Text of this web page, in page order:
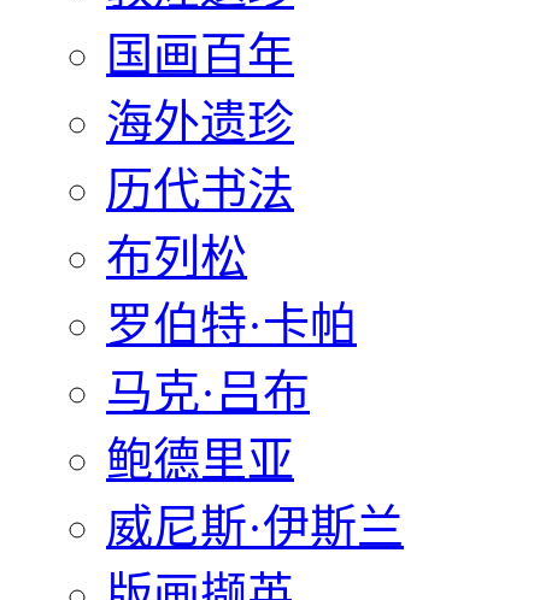
国画百年
海外遗珍
历代书法
布列松
罗伯特·卡帕
马克·吕布
鲍德里亚
威尼斯·伊斯兰